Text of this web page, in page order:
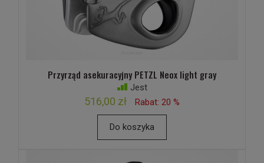
Przyrząd asekuracyjny PETZL Neox light gray
Jest
516,00 zł Rabat: 20 %
Do koszyka